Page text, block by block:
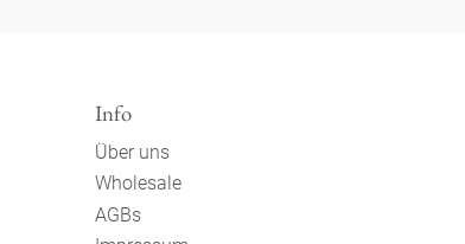
Info
Über uns
Wholesale
AGBs